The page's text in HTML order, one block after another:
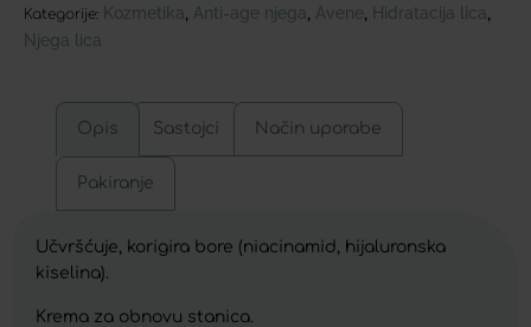
Kategorije: Kozmetika Anti-age njega Avene Hidratacija lica
Njega lica
Opis Sastojci Način uporabe
Pakiranje
Učvršćuje, korigira bore (niacinamid, hijaluronska
kiselina).
Krema za obnovu stanica.